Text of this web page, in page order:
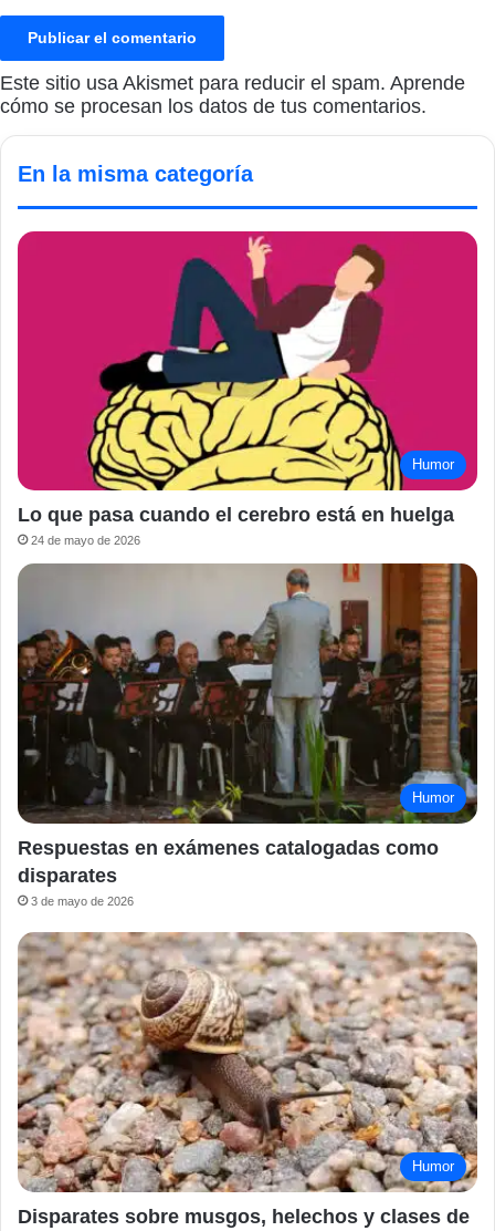
Este sitio usa Akismet para reducir el spam. Aprende
cómo se procesan los datos de tus comentarios.
En la misma categoría
Humor
Lo que pasa cuando el cerebro está en huelga
24 de mayo de 2026
Humor
Respuestas en exámenes catalogadas como
disparates
3 de mayo de 2026
Humor
Disparates sobre musgos, helechos y clases de